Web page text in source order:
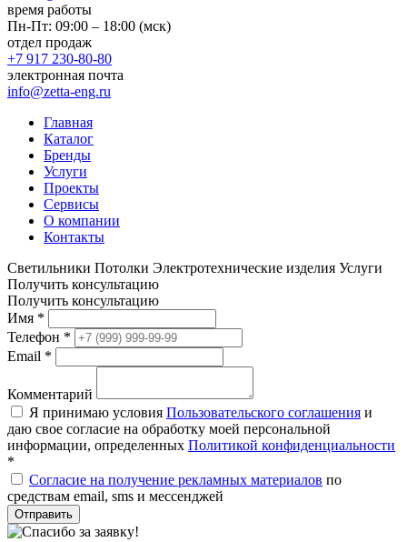
время работы
Пн-Пт: 09:00 – 18:00 (мск)
отдел продаж
+7 917 230-80-80
электронная почта
info@zetta-eng.ru
Главная
Каталог
Бренды
Услуги
Проекты
Сервисы
О компании
Контакты
Светильники Потолки Электротехнические изделия Услуги
Получить консультацию
Получить консультацию
Имя *
Телефон *
Email *
Комментарий
Я принимаю условия Пользовательского соглашения и
даю свое согласие на обработку моей персональной
информации, определенных Политикой конфиденциальности
*
Согласие на получение рекламных материалов по
средствам email, sms и мессенджей